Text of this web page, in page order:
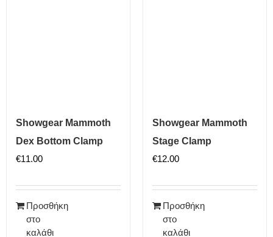
Showgear Mammoth
Dex Bottom Clamp
€11.00
Προσθήκη
στο
καλάθι
Showgear Mammoth
Stage Clamp
€12.00
Προσθήκη
στο
καλάθι